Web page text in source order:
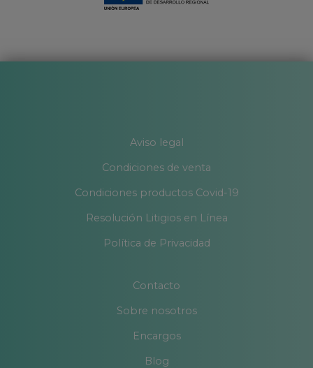
Aviso legal
Condiciones de venta
Condiciones productos Covid-19
Resolución Litigios en Línea
Política de Privacidad
Contacto
Sobre nosotros
Encargos
Blog